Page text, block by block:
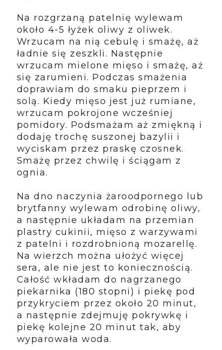
Na rozgrzaną patelnię wylewam
około 4-5 łyżek oliwy z oliwek.
Wrzucam na nią cebulę i smażę, aż
ładnie się zeszkli. Następnie
wrzucam mielone mięso i smażę, aż
się zarumieni. Podczas smażenia
doprawiam do smaku pieprzem i
solą. Kiedy mięso jest już rumiane,
wrzucam pokrojone wcześniej
pomidory. Podsmażam aż zmiękną i
dodaję trochę suszonej bazylii i
wyciskam przez praskę czosnek.
Smażę przez chwilę i ściągam z
ognia.
Na dno naczynia żaroodpornego lub
brytfanny wylewam odrobinę oliwy,
a następnie układam na przemian
plastry cukinii, mięso z warzywami
z patelni i rozdrobnioną mozarellę.
Na wierzch można ułożyć więcej
sera, ale nie jest to koniecznością.
Całość wkładam do nagrzanego
piekarnika (180 stopni) i piekę pod
przykryciem przez około 20 minut,
a następnie zdejmuję pokrywkę i
piekę kolejne 20 minut tak, aby
wyparowała woda.